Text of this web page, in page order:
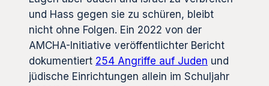
und Hass gegen sie zu schüren, bleibt
nicht ohne Folgen. Ein 2022 von der
AMCHA-Initiative veröffentlichter Bericht
dokumentiert 254 Angriffe auf Juden und
jüdische Einrichtungen allein im Schuljahr